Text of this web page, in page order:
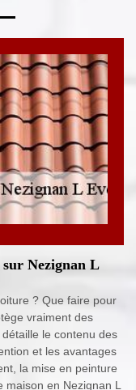
Nezignan L
? Que faire pour
vraiment des
le contenu des
et les avantages
la mise en peinture
en Nezignan L